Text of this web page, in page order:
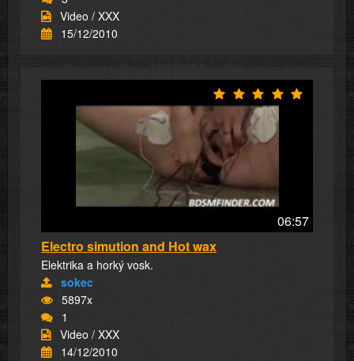
Video / XXX
15/12/2010
06:57
Electro simution and Hot wax
Elektrika a horký vosk.
sokec
5897x
1
Video / XXX
14/12/2010